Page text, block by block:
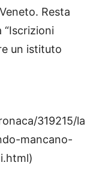
Resta
“Iscrizioni
un istituto
319215/la
mancano-